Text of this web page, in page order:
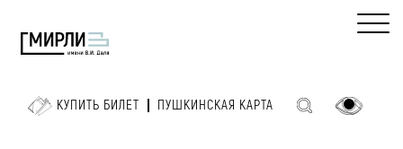
КУПИТЬ БИЛЕТ ПУШКИНСКАЯ КАРТА